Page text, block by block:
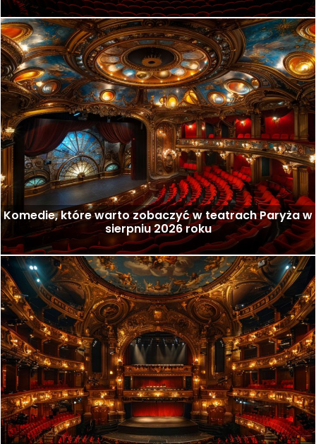
Komedie, które warto zobaczyć w teatrach Paryża w
sierpniu 2026 roku